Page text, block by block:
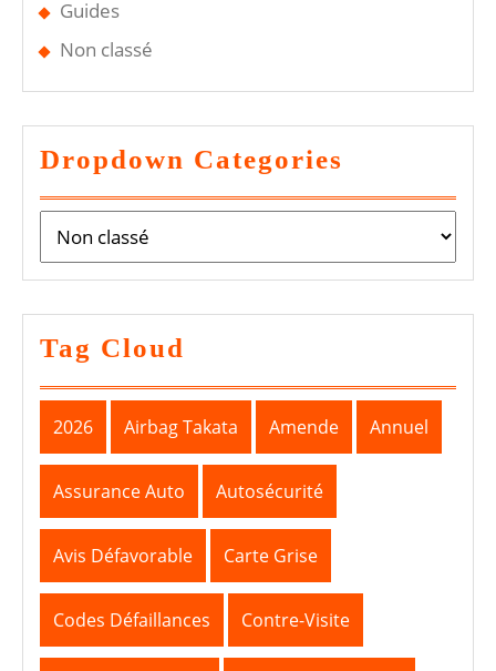
Guides
Non classé
Dropdown Categories
Tag Cloud
2026 Airbag Takata Amende Annuel
Assurance Auto Autosécurité
Avis Défavorable Carte Grise
Codes Défaillances Contre-Visite